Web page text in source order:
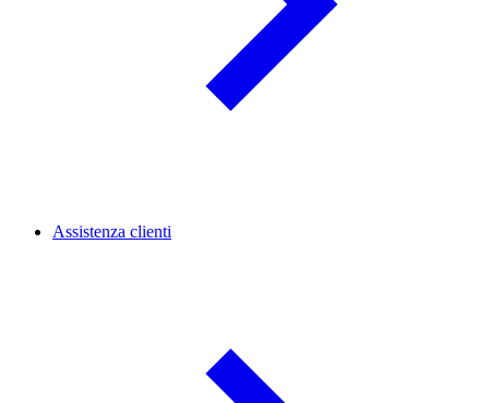
Assistenza clienti